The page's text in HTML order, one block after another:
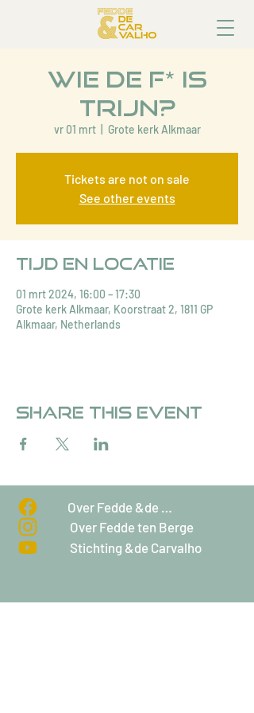
Wie de F* is
TRIJN?
vr 01 mrt
  |
Grote kerk Alkmaar
Tickets are not on sale
See other events
Tijd en locatie
01 mrt 2024, 16:00 – 17:30
Grote kerk Alkmaar, Koorstraat 2, 1811 GP
Alkmaar, Netherlands
Share this event
Over Fedde ten Berge
Stichting &de Carvalho